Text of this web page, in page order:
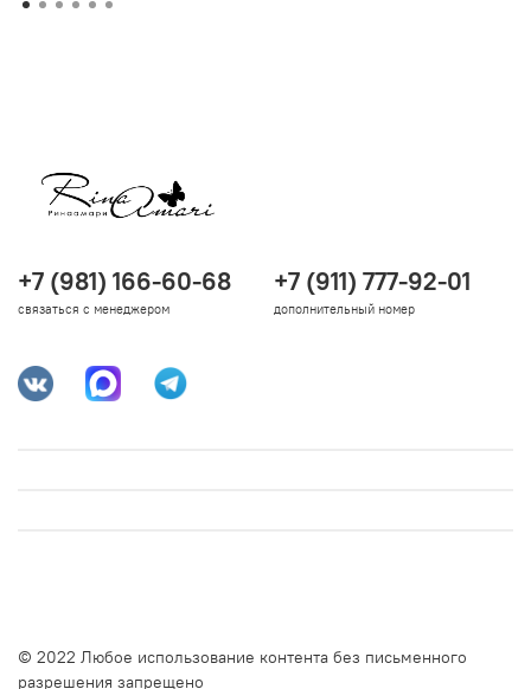
+7 (981) 166-60-68
связаться с менеджером
+7 (911) 777-92-01
дополнительный номер
© 2022 Любое использование контента без письменного
разрешения запрещено